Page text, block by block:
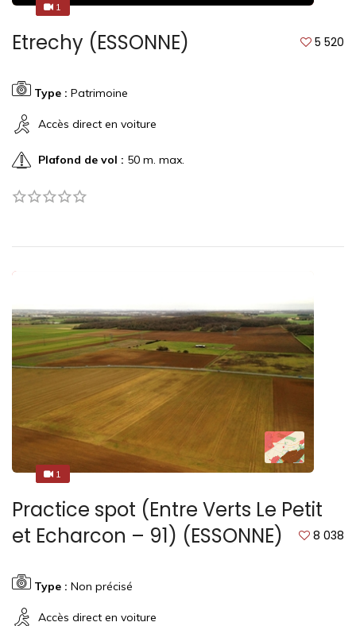
1
1
Etrechy (ESSONNE) 5 520
Type : Patrimoine
Accès direct en voiture
Plafond de vol : 50 m. max.
11
Practice spot (Entre Verts Le Petit
et Echarcon – 91) (ESSONNE)
8 038
Type : Non précisé
Accès direct en voiture